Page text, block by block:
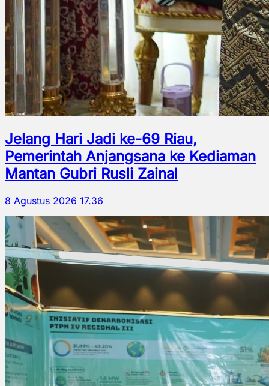
Jelang Hari Jadi ke-69 Riau,
Pemerintah Anjangsana ke Kediaman
Mantan Gubri Rusli Zainal
8 Agustus 2026 17.36